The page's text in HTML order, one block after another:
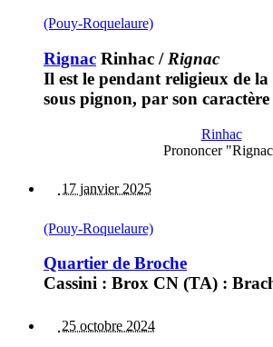
(Pouy-Roquelaure)
Rignac Rinhac / Rignac
Il est le pendant religieux de la
sous pignon, par son
Rinhac
Prononcer
17 janvier 2025
(Pouy-Roquelaure)
Quartier de Broche
Cassini : Brox CN (TA) :
25 octobre 2024